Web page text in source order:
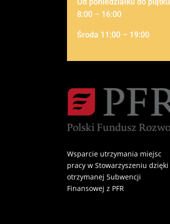
Od poniedziałku do piątku
8:00 – 16:00
Środa 11:00 – 19:00
Wsparcie utrzymania miejsc
pracy w Stowarzyszeniu dzięki
otrzymanej Subwencji
Finansowej z PFR